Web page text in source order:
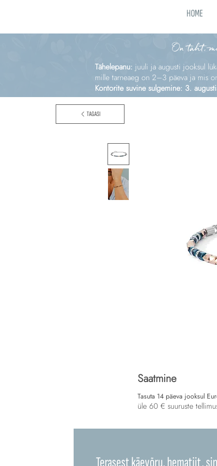
HOME
On täht,
Tähelepanu: juuli ja augusti jooksul
mille tarneaeg on 2–3 päeva ja mis
Kontorite suvine sulgemine: 3.
TAGASI
Saatmine
Tasuta 14 päeva jooksul
üle 60 € suuruste